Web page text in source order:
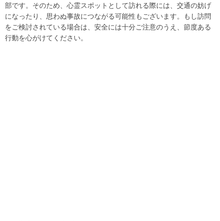
部です。そのため、心霊スポットとして訪れる際には、交通の妨げ
になったり、思わぬ事故につながる可能性もございます。もし訪問
をご検討されている場合は、安全には十分ご注意のうえ、節度ある
行動を心がけてください。